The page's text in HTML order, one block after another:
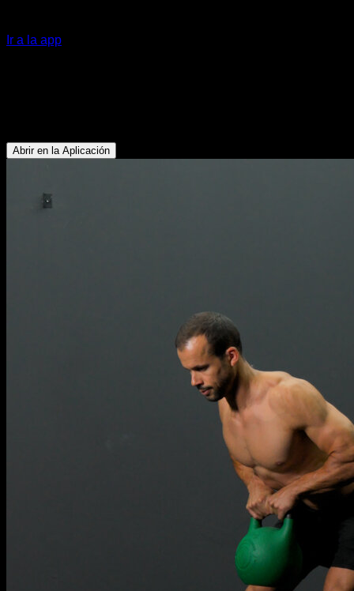
Ir a la app
Abrir en la Aplicación